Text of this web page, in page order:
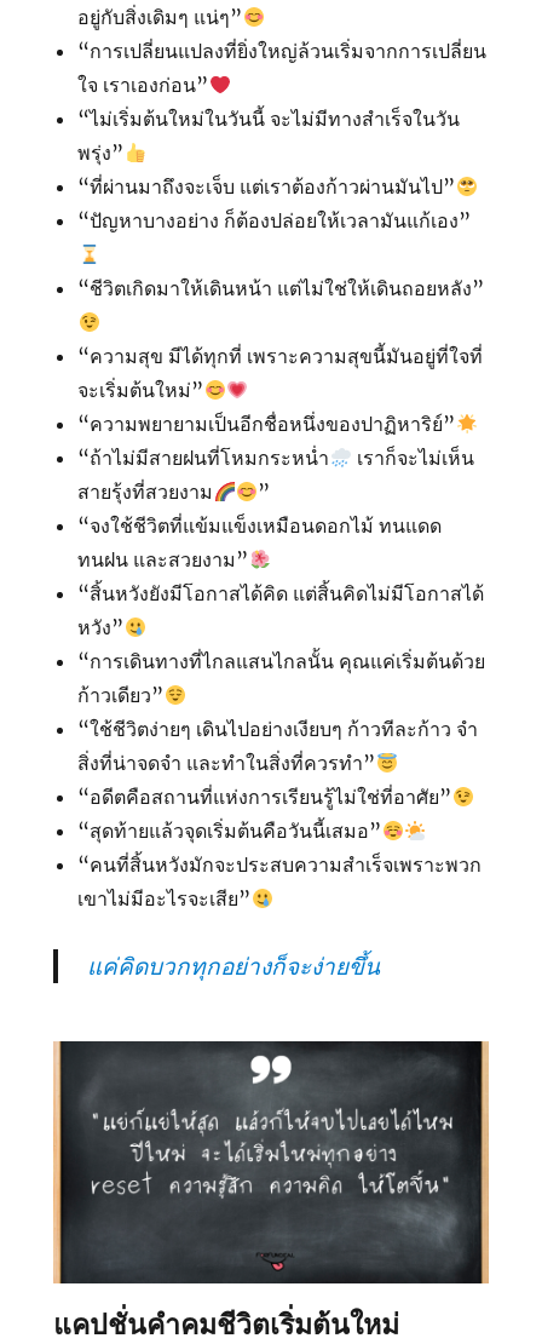
อยู่กับสิ่งเดิมๆ แน่ๆ”
“การเปลี่ยนแปลงที่ยิ่งใหญ่ล้วนเริ่มจากการเปลี่ยน
ใจ เราเองก่อน”
“ไม่เริ่มต้นใหม่ในวันนี้ จะไม่มีทางสำเร็จในวัน
พรุ่ง”
“ที่ผ่านมาถึงจะเจ็บ แต่เราต้องก้าวผ่านมันไป”
“ปัญหาบางอย่าง ก็ต้องปล่อยให้เวลามันแก้เอง”
“ชีวิตเกิดมาให้เดินหน้า แต่ไม่ใช่ให้เดินถอยหลัง”
“ความสุข มีได้ทุกที่ เพราะความสุขนี้มันอยู่ที่ใจที่
จะเริ่มต้นใหม่”
“ความพยายามเป็นอีกชื่อหนึ่งของปาฏิหาริย์”
“ถ้าไม่มีสายฝนที่โหมกระหน่ำ
เราก็จะไม่เห็น
สายรุ้งที่สวยงาม
”
“จงใช้ชีวิตที่แข้มแข็งเหมือนดอกไม้ ทนแดด
ทนฝน และสวยงาม”
“สิ้นหวังยังมีโอกาสได้คิด แต่สิ้นคิดไม่มีโอกาสได้
หวัง”
“การเดินทางที่ไกลแสนไกลนั้น คุณแค่เริ่มต้นด้วย
ก้าวเดียว”
“ใช้ชีวิตง่ายๆ เดินไปอย่างเงียบๆ ก้าวทีละก้าว จำ
สิ่งที่น่าจดจำ และทำในสิ่งที่ควรทำ”
“อดีตคือสถานที่แห่งการเรียนรู้ไม่ใช่ที่อาศัย”
“สุดท้ายแล้วจุดเริ่มต้นคือวันนี้เสมอ”
“คนที่สิ้นหวังมักจะประสบความสำเร็จเพราะพวก
เขาไม่มีอะไรจะเสีย”
แค่คิดบวกทุกอย่างก็จะง่ายขึ้น
แคปชั่นคำคมชีวิตเริ่มต้นใหม่